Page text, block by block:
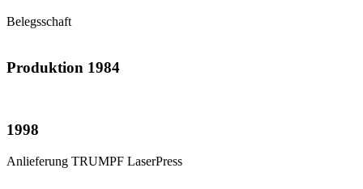
Belegsschaft
Produktion 1984
1998
Anlieferung TRUMPF LaserPress